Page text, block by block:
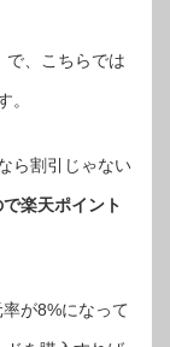
で、こちらでは
。
ら割引じゃない
楽天ポイント
が8%になって